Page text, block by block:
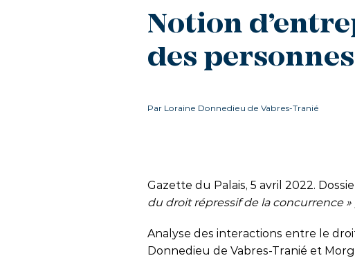
Notion
des
Par Loraine Donnedieu de Vabres-Tranié
Gazette du Palais, 5 avril 2022.
du droit répressif de la concurrence
Analyse des interactions entre le
Donnedieu de Vabres-Tranié et